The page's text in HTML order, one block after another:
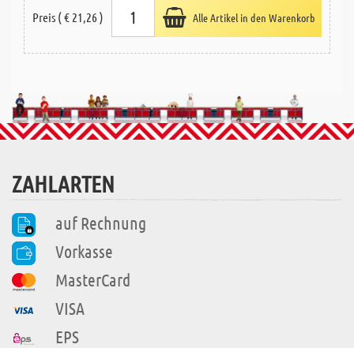
Preis ( € 21,26 ) Alle Artikel in den Warenkorb
ZAHLARTEN
auf Rechnung
Vorkasse
MasterCard
VISA
EPS